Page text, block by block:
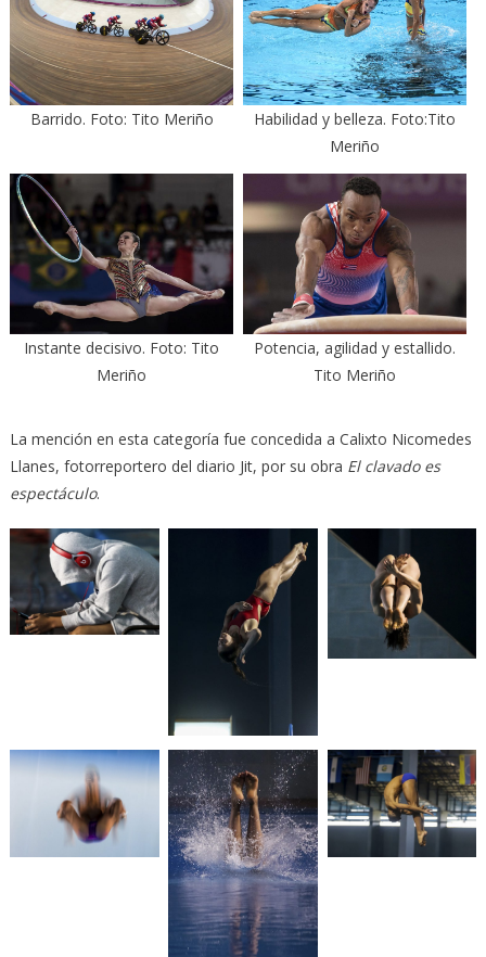
Barrido. Foto: Tito Meriño
Habilidad y belleza. Foto:Tito
Meriño
Instante decisivo. Foto: Tito
Meriño
Potencia, agilidad y estallido.
Tito Meriño
La mención en esta categoría fue concedida a Calixto Nicomedes
Llanes, fotorreportero del diario Jit, por su obra El clavado es
espectáculo.